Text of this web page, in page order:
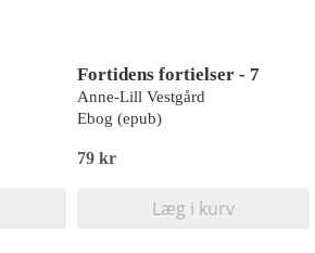
Fortidens fortielser - 7
Anne-Lill Vestgård
Ebog (epub)
79 kr
Læg i kurv